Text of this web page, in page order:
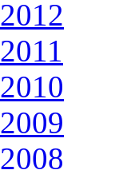
2012
2011
2010
2009
2008